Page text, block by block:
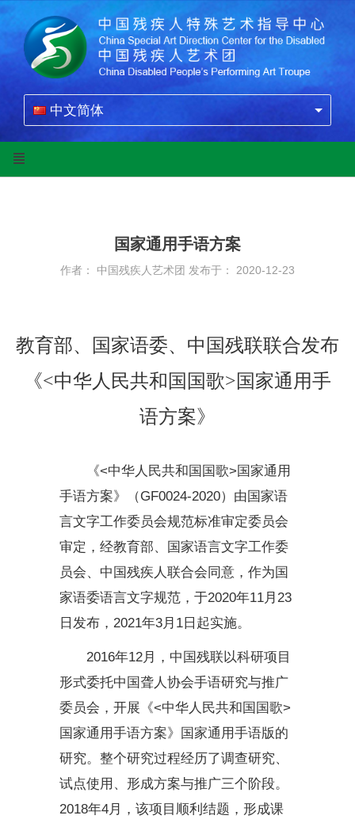
中文简体
国家通用手语方案
作者： 中国残疾人艺术团 发布于： 2020-12-23
教育部、国家语委、中国残联联合发布
《<中华人民共和国国歌>国家通用手
语方案》
《<中华人民共和国国歌>国家通用
手语方案》（GF0024-2020）由国家语
言文字工作委员会规范标准审定委员会
审定，经教育部、国家语言文字工作委
员会、中国残疾人联合会同意，作为国
家语委语言文字规范，于2020年11月23
日发布，2021年3月1日起实施。
2016年12月，中国残联以科研项目
形式委托中国聋人协会手语研究与推广
委员会，开展 《<中华人民共和国国歌>
国家通用手语方案》 国家通用手语版的
研究。 整个研究过程经历了调查研究、
试点使用、形成方案与推广三个阶段。
2018年4月，该项目顺利结题，形成课